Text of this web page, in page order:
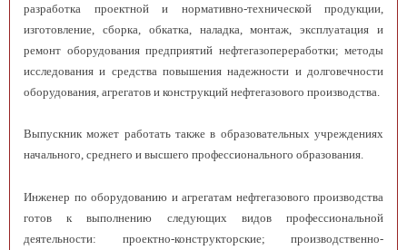
разработка проектной и нормативно-технической продукции,
изготовление, сборка, обкатка, наладка, монтаж, эксплуатация и
ремонт оборудования предприятий нефтегазопереработки; методы
исследования и средства повышения надежности и долговечности
оборудования, агрегатов и конструкций нефтегазового производства.
Выпускник может работать также в образовательных учреждениях
начального, среднего и высшего профессионального образования.
Инженер по оборудованию и агрегатам нефтегазового производства
готов к выполнению следующих видов профессиональной
деятельности: проектно-конструкторские; производственно-